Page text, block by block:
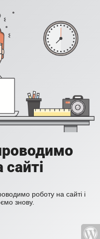
сайті
роботу на сайті і
знову.